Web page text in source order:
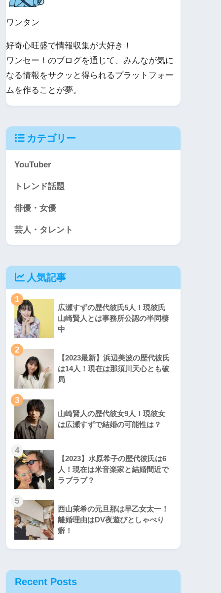
ワンタン
好奇心旺盛で情報収集が大好き！
ワンセー！のブログを通じて、みんなが気に
なる情報をサクッと得られるプラットフォー
ムを作ることが夢。
カテゴリー
YouTuber
トレンド話題
俳優・女優
芸人・タレント
人気記事
1
広瀬すずの歴代彼氏5人！現彼氏
山崎賢人とは事務所公認の半同棲
中
2
【2023最新】浜辺美波の歴代彼氏
は14人！現在は那須川天心とも破
局
3
山崎賢人の歴代彼女9人！現彼女
は広瀬すずで結婚の可能性は？
4
【2023】水原希子の歴代彼氏は6
人！現在は米音楽家と結婚間近で
ラブラブ？
5
西山茉希の元旦那は早乙女太一！
離婚理由はDV夜遊びとしゃべり
癖！
Recent Posts